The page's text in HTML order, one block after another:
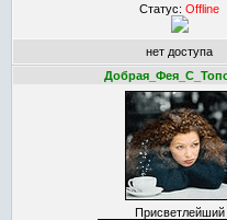
Статус: Offline
нет доступа
Присветлейший